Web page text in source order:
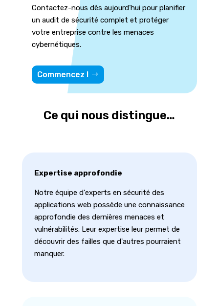
Contactez-nous dès aujourd’hui pour planifier
un audit de sécurité complet et protéger
votre entreprise contre les menaces
cybernétiques.
Commencez !
Ce qui nous distingue…
Expertise approfondie
Notre équipe d'experts en sécurité des
applications web possède une connaissance
approfondie des dernières menaces et
vulnérabilités. Leur expertise leur permet de
découvrir des failles que d'autres pourraient
manquer.